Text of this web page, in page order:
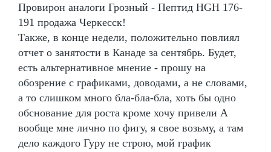
Провирон аналоги Грозный - Пептид HGH 176-
191 продажа Черкесск!
Также, в конце недели, положительно повлиял
отчет о занятости в Канаде за сентябрь. Будет,
есть альтернативное мнение - прошу на
обозрение с графиками, доводами, а не словами,
а то слишком много бла-бла-бла, хоть бы одно
обснование для роста кроме хочу привели А
вообще мне лично по фигу, я свое возьму, а там
дело каждого Гуру не строю, мой график